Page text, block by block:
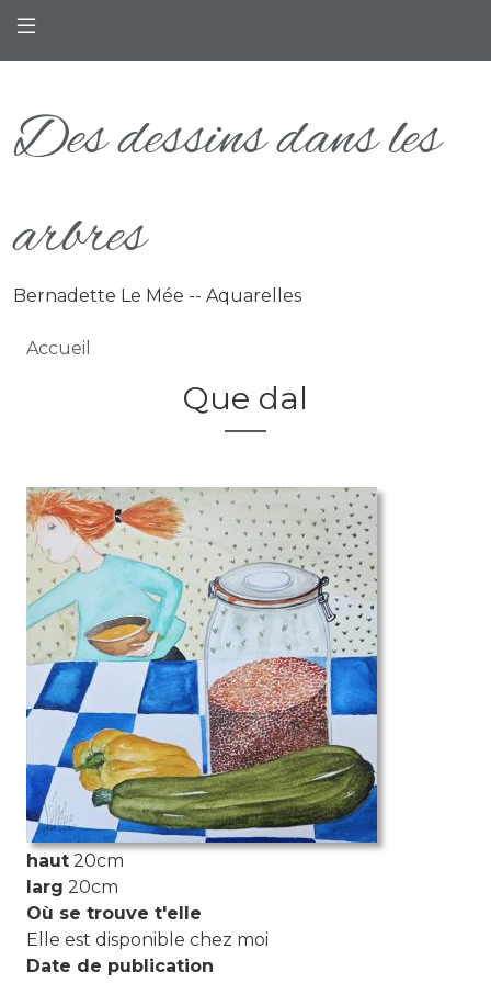
Des dessins dans les
arbres
Bernadette Le Mée -- Aquarelles
Fil d'Ariane
Accueil
Que dal
Photo de l'aquarelle
haut 20cm
larg 20cm
Où se trouve t'elle
Elle est disponible chez moi
Date de publication